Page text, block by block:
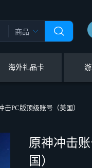
商品
海外礼品卡
PC版顶级账号（美国）
原神冲击
国）